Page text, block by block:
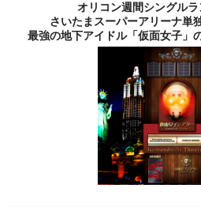
オリコン週間シングルラ
さいたまスーパーアリーナ単
最強の地下アイドル「仮面女子」